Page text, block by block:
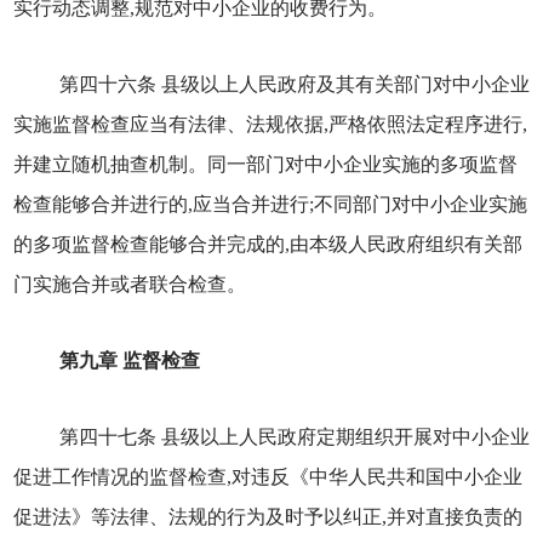
实行动态调整,规范对中小企业的收费行为。
第四十六条 县级以上人民政府及其有关部门对中小企业
实施监督检查应当有法律、法规依据,严格依照法定程序进行,
并建立随机抽查机制。同一部门对中小企业实施的多项监督
检查能够合并进行的,应当合并进行;不同部门对中小企业实施
的多项监督检查能够合并完成的,由本级人民政府组织有关部
门实施合并或者联合检查。
第九章 监督检查
第四十七条 县级以上人民政府定期组织开展对中小企业
促进工作情况的监督检查,对违反《中华人民共和国中小企业
促进法》等法律、法规的行为及时予以纠正,并对直接负责的